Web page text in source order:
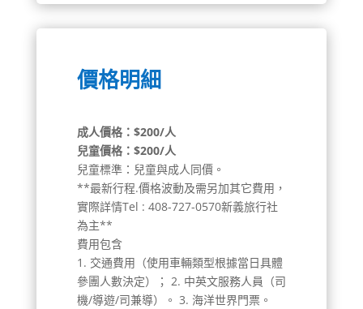
價格明細
成人價格：$200/人
兒童價格：$200/人
兒童標準：兒童與成人同價。
**最新行程.價格波動及需另加其它費用，
實際詳情Tel : 408-727-0570新義旅行社
為主**
費用包含
1. 交通費用（使用車輛類型根據當日具體
參團人數決定）； 2. 中英文服務人員（司
機/導遊/司兼導）。 3. 海洋世界門票。